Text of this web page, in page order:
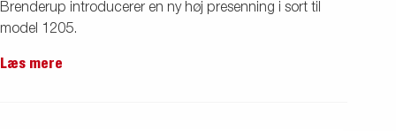
Brenderup introducerer en ny høj presenning i sort til
model 1205.
Læs mere